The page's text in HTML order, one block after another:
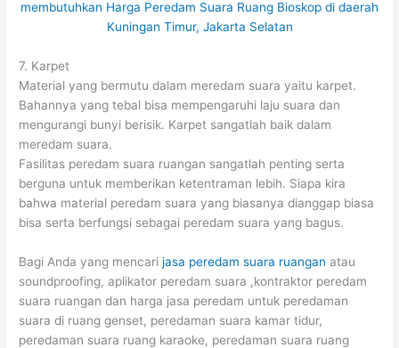
7. Karpet
Material yang bermutu dalam meredam suara yaitu karpet.
Bahannya yang tebal bisa mempengaruhi laju suara dan
mengurangi bunyi berisik. Karpet sangatlah baik dalam
meredam suara.
Fasilitas peredam suara ruangan sangatlah penting serta
berguna untuk memberikan ketentraman lebih. Siapa kira
bahwa material peredam suara yang biasanya dianggap biasa
bisa serta berfungsi sebagai peredam suara yang bagus.
Bagi Anda yang mencarijasa peredam suara ruangan atau
soundproofing, aplikator peredam suara ,kontraktor peredam
suara ruangan dan harga jasa peredam untuk peredaman
suara di ruang genset, peredaman suara kamar tidur,
peredaman suara ruang karaoke, peredaman suara ruang